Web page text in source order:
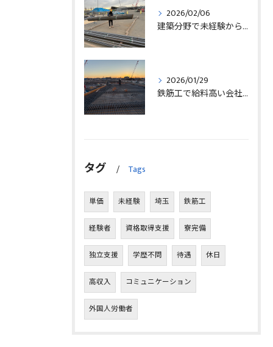
2026/02/06
建築分野で未経験から始める求人探しと三郷市で正社員就職の秘訣
2026/01/29
鉄筋工で給料高い会社に転職したリアルなインタビュー事例を埼玉県三郷市で解説
タグ Tags
単価 未経験 埼玉 鉄筋工
経験者 資格取得支援 寮完備
独立支援 学歴不問 待遇 休日
高収入 コミュニケーション
外国人労働者